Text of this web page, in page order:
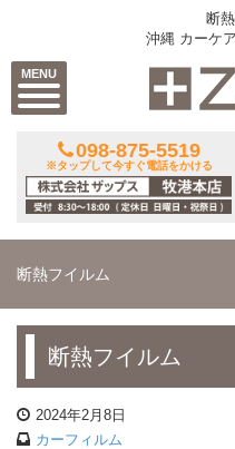
MENU
断
沖縄 カーケ
098-875-5519
※タップして今すぐ電話をかける
断熱フイルム
断熱フイルム
2024年2月8日
カーフィルム